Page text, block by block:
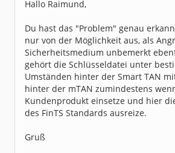
Dabei seit:
02 / 2003
Hallo Raimund,
Du hast das "Problem" genau
nur von der Möglichkeit aus, als
Sicherheitsmedium unbemerkt
gehört die Schlüsseldatei unter
Umständen hinter der Smart TAN
hinter der mTAN zumindestens
Kundenprodukt einsetze und hier
des FinTS Standards ausreize.
Gruß